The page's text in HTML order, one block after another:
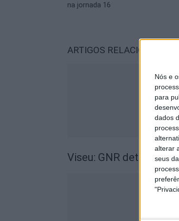
Nós e
para
dados
alterar
seus
na jornada 16
ARTIGOS RELACIONADOS
Viseu: GNR detém